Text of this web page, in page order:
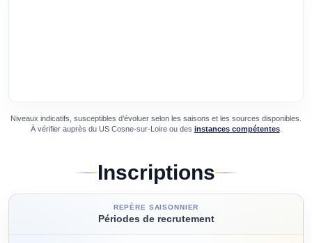
Niveaux indicatifs, susceptibles d’évoluer selon les saisons et les sources disponibles.
À vérifier auprès du US Cosne-sur-Loireou des instances compétentes.
Inscriptions
REPÈRE SAISONNIER
Périodes de recrutement